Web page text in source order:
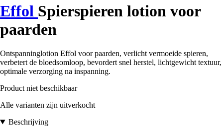
Effol Spierspieren lotion voor
paarden
Ontspanninglotion Effol voor paarden, verlicht vermoeide spieren,
verbetert de bloedsomloop, bevordert snel herstel, lichtgewicht textuur,
optimale verzorging na inspanning.
Product niet beschikbaar
Alle varianten zijn uitverkocht
Beschrijving